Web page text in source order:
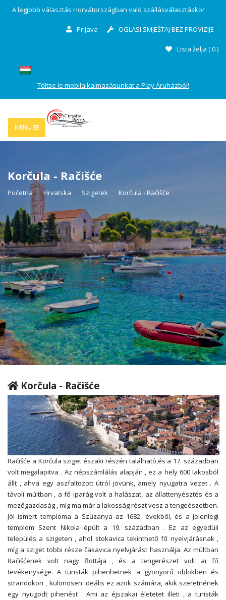
A legjobb választás Horvátországban való szállásválasztáskor
Prijava OGLASI SMJEŠTAJ BEZ PROVIZIJE
Lista želja (0)
Töltse le mobilalkalmazásunkat a Play Áruházból!
MENU
Korčula - Račišće
Početna Hrvatska Szigetek Korčula - Račišće
Korčula - Račišće
Račišće a Korčula sziget északi részén található,és a 17. században
volt megalapitva . Az népszámlálás alapján , ez a hely 600 lakosból
állt , ahva egy aszfaltozott útról jövünk, amely nyugatra vezet . A
távoli múltban , a fő iparág volt a halászat, az állattenyésztés és a
mezőgazdaság , míg ma már a lakosság részt vesz a tengeészetben.
Jól ismert temploma a Szűzanya az 1682. évekből, és a jelenlegi
templom Szent Nikola épült a 19. században . Ez az egyedüli
település a szigeten , ahol stokavica tekinthető fő nyelvjárásnak ,
míg a sziget többi része čakavica nyelvjárást használja. Az múltban
Račišćenek volt nagy flottája , és a tengerészet volt ai fő
tevékenysége. A turisták pihenhetnek a gyönyörű öblökben és
strandokon , különösen ideális ez azok számára, akik szeretnének
egy nyugodt pihenést . Ami az éjszakai életetet illeti , a turisták